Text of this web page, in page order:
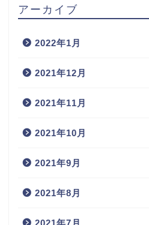
アーカイブ
2022年1月
2021年12月
2021年11月
2021年10月
2021年9月
2021年8月
2021年7月